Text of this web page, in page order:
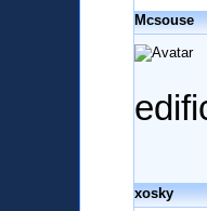
Mcsouse
xosky